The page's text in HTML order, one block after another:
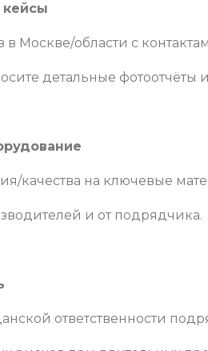
Москве/области с
детальные фотоотчёты
качества на ключевые
и от подрядчика.
ответственности